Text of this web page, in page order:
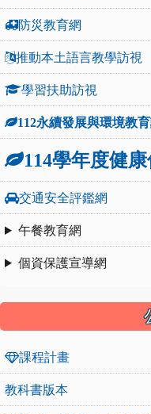
防災教育網
推動本土語言教學訪視
學習扶助訪視
112永續發展與環境教
114學年度健
交通安全評鑑網
午餐教育網
個資保護宣導網
課程計畫
教科書版本